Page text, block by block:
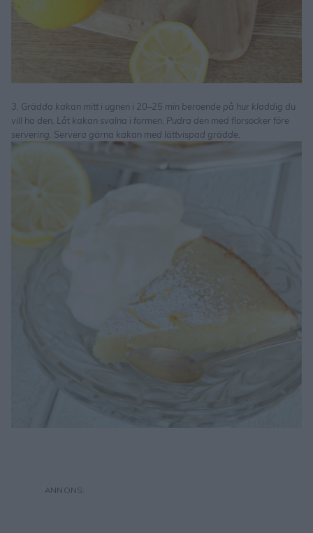
3. Grädda kakan mitt i ugnen i 20–25 min beroende på hur kladdig du
vill ha den. Låt kakan svalna i formen. Pudra den med florsocker före
servering. Servera gärna kakan med lättvispad grädde.